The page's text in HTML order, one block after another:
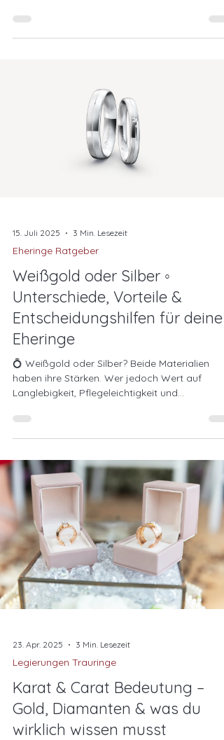
15. Juli 2025 3 Min. Lesezeit
Eheringe Ratgeber
Weißgold oder Silber ◦
Unterschiede, Vorteile &
Entscheidungshilfen für deine
Eheringe
💍 Weißgold oder Silber? Beide Materialien
haben ihre Stärken. Wer jedoch Wert auf
Langlebigkeit, Pflegeleichtigkeit und
Eheringmaterial sicherer – stilvoll, edel und
zeitlos.
23. Apr. 2025 3 Min. Lesezeit
Legierungen Trauringe
Karat & Carat Bedeutung –
Gold, Diamanten & was du
wirklich wissen musst